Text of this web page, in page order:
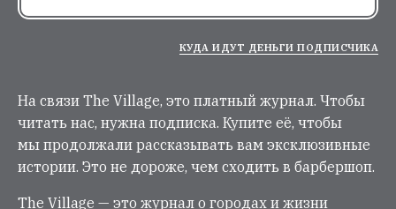
КУДА ИДУТ ДЕНЬГИ ПОДПИСЧИКА
На связи The Village, это платный журнал. Чтобы
читать нас, нужна подписка. Купите её, чтобы
мы продолжали рассказывать вам эксклюзивные
истории. Это не дороже, чем сходить в барбершоп.
The Village — это журнал о городах и жизни